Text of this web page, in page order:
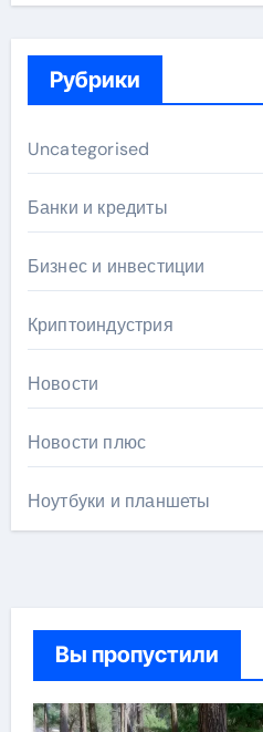
Рубрики
Uncategorised
Банки и кредиты
Бизнес и инвестиции
Криптоиндустрия
Новости
Новости плюс
Ноутбуки и планшеты
Вы пропустили